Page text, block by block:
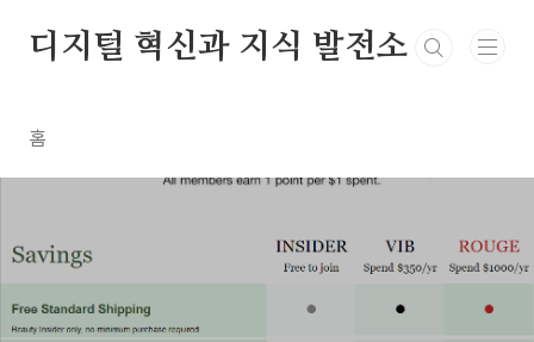
디지털 혁신과 지식 발전소
홈